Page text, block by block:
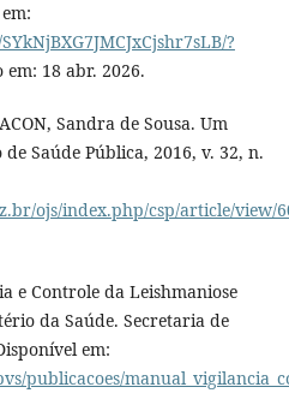
?
em: 18 abr. 2026.
Sandra de Sousa. Um
Saúde Pública, 2016, v. 32, n.
ojs/index.php/csp/article/view/
e Controle da Leishmaniose
da Saúde. Secretaria de
em:
publicacoes/